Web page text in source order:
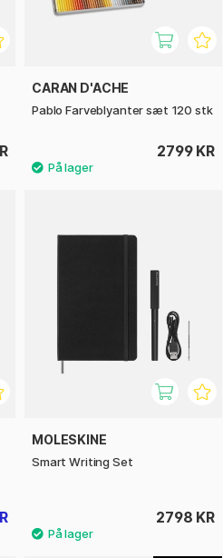
CARAN D'ACHE
Pablo Farveblyanter sæt 120 stk
2799 KR
MOLESKINE
Smart Writing Set
2798 KR